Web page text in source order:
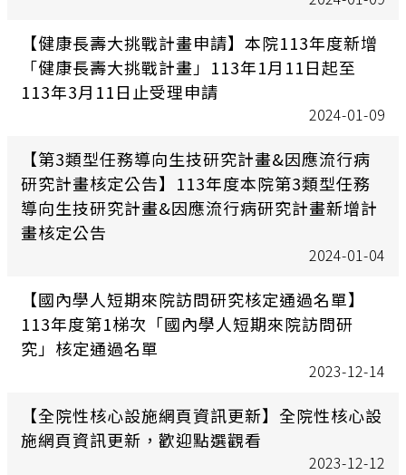
【健康長壽大挑戰計畫申請】本院113年度新增
「健康長壽大挑戰計畫」113年1月11日起至
113年3月11日止受理申請
2024-01-09
【第3類型任務導向生技研究計畫&因應流行病
研究計畫核定公告】113年度本院第3類型任務
導向生技研究計畫&因應流行病研究計畫新增計
畫核定公告
2024-01-04
【國內學人短期來院訪問研究核定通過名單】
113年度第1梯次「國內學人短期來院訪問研
究」核定通過名單
2023-12-14
【全院性核心設施網頁資訊更新】全院性核心設
施網頁資訊更新，歡迎點選觀看
2023-12-12